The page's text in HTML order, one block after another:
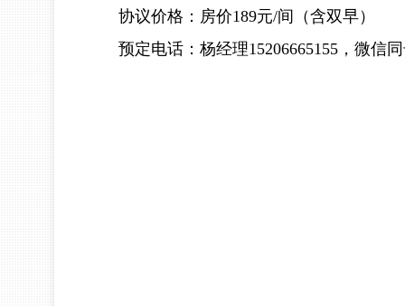
协议价格：房价189元/间（含双早）
预定电话：杨经理15206665155，微信